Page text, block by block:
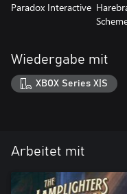
Paradox Interactive
Wiedergabe mit
XBOX Series X|S
Arbeitet mit